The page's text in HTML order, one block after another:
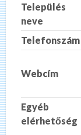
Település
neve
Telefonszám
Webcím
Egyéb
elérhetőség